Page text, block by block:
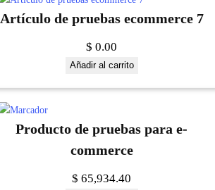
Artículo de pruebas ecommerce 7
$ 0.00
Añadir al carrito
Producto de pruebas para e-
commerce
$ 65,934.40